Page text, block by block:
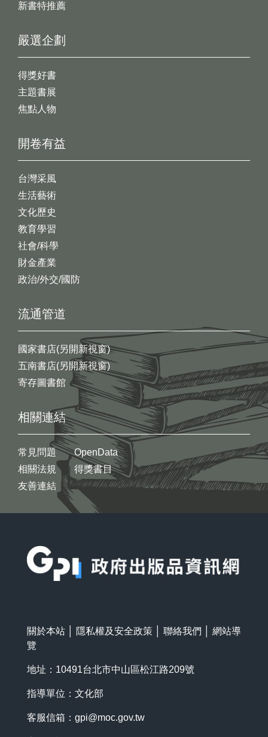
新書特推薦
開卷有益
台灣采風
生活藝術
文化歷史
教育學習
社會/科學
財金產業
政治/外交/國防
嚴選企劃
得獎好書
主題書展
焦點人物
流通管道
國家書店(另開新視窗)
五南書店(另開新視窗)
寄存圖書館
相關連結
常見問題
相關法規
友善連結
OpenData
得獎書目
關於本站 隱私權及安全政策 聯絡我們
網站導
覽
地址：10491台北市中山區松江路209號
指導單位：文化部
客服信箱： gpi@moc.gov.tw